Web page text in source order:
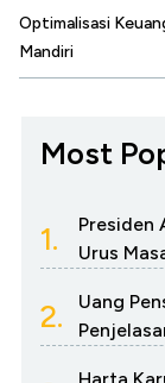
Optimalisasi
Mandiri
Most
1.
Presiden
Urus
2.
Uang